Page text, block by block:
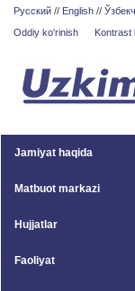
Русский // English //
Oddiy ko'rinish
Kontrast
Jamiyat haqida
Matbuot markazi
Hujjatlar
Faoliyat